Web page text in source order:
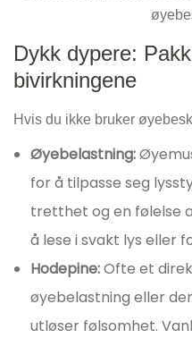
Dykk dypere:
bivirkningene
Hvis du ikke bruker
Øyebelastning:
for å tilpasse seg
tretthet og en følelse
å lese i svakt lys eller
Hodepine:Ofte et
øyebelastning eller
utløser følsomhet.